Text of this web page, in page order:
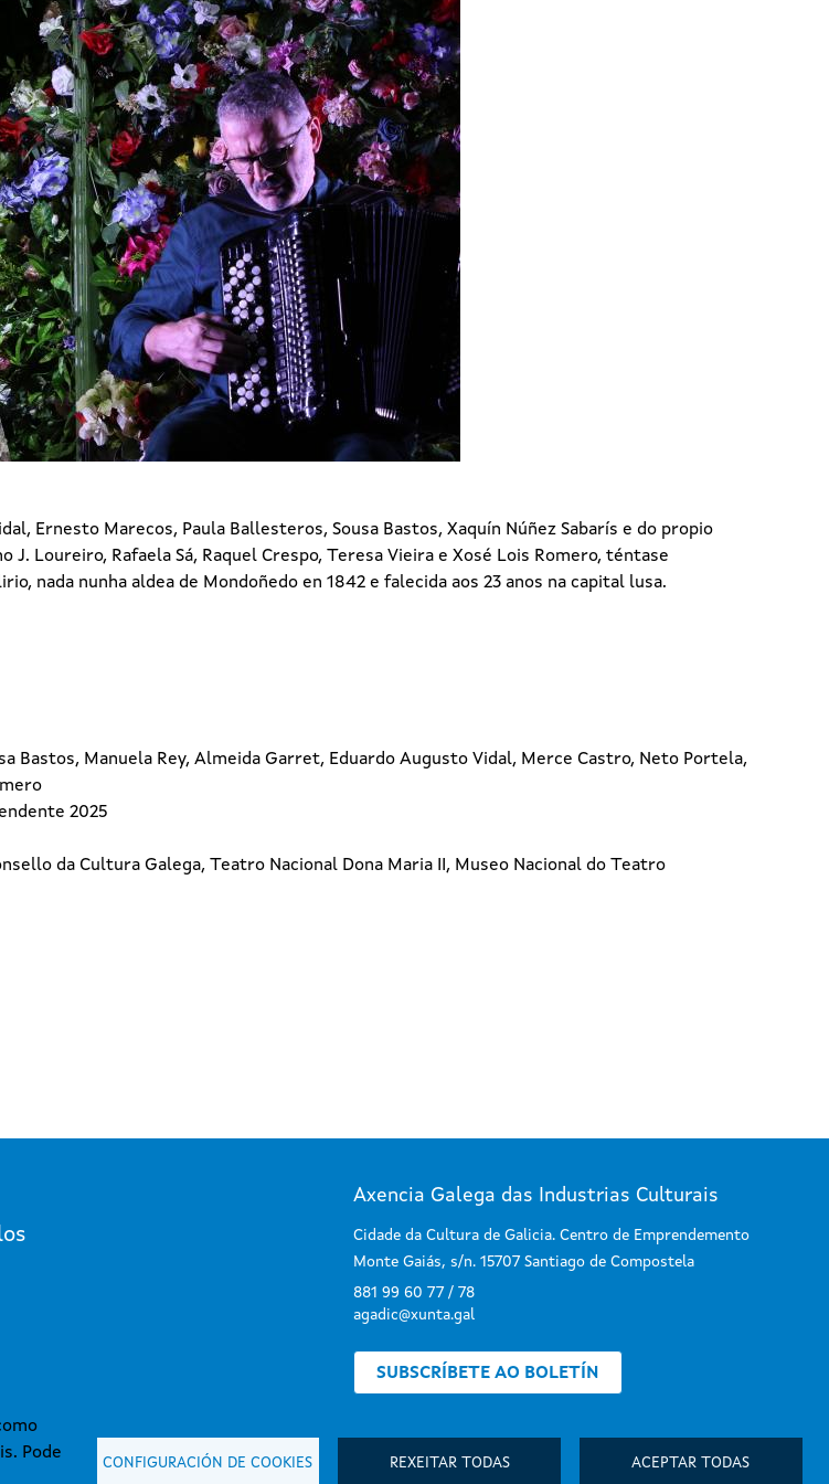
Pode
CONFIGURACIÓN DE COOKIES REXEITAR TODAS ACEPTAR TODAS
Ernesto Marecos, Paula Ballesteros, Sousa Bastos, Xaquín Núñez Sabarís e do propio
Loureiro, Rafaela Sá, Raquel Crespo, Teresa Vieira e Xosé Lois Romero, téntase
nada nunha aldea de Mondoñedo en 1842 e falecida aos 23 anos na capital lusa.
Bastos, Manuela Rey, Almeida Garret, Eduardo Augusto Vidal, Merce Castro, Neto Portela,
2025
da Cultura Galega, Teatro Nacional Dona Maria II, Museo Nacional do Teatro
Axencia Galega das Industrias Culturais
Cidade da Cultura de Galicia. Centro de Emprendemento
Monte Gaiás, s/n. 15707 Santiago de Compostela
881 99 60 77 / 78
agadic@xunta.gal
SUBSCRÍBETE AO BOLETÍN
pola Axencia Galega das Industrias Culturais.